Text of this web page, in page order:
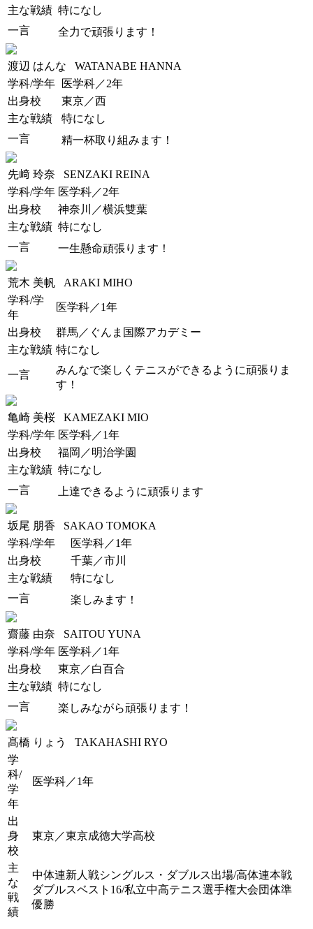
主な戦績 特になし
一言
全力で頑張ります！
渡辺 はんな
WATANABE HANNA
学科/学年
医学科／2年
出身校
東京／西
主な戦績
特になし
一言
精一杯取り組みます！
先﨑 玲奈
SENZAKI REINA
学科/学年 医学科／2年
出身校
神奈川／横浜雙葉
主な戦績 特になし
一言
一生懸命頑張ります！
荒木 美帆
ARAKI MIHO
学科/学
年
医学科／1年
出身校
群馬／ぐんま国際アカデミー
主な戦績 特になし
一言
みんなで楽しくテニスができるように頑張りま
す！
亀崎 美桜
KAMEZAKI MIO
学科/学年 医学科／1年
出身校
福岡／明治学園
主な戦績 特になし
一言
上達できるように頑張ります
坂尾 朋香
SAKAO TOMOKA
学科/学年
医学科／1年
出身校
千葉／市川
主な戦績
特になし
一言
楽しみます！
齋藤 由奈
SAITOU YUNA
学科/学年 医学科／1年
出身校
東京／白百合
主な戦績 特になし
一言
楽しみながら頑張ります！
髙橋 りょう
TAKAHASHI RYO
学
科/
学
年
医学科／1年
出
身
校
東京／東京成徳大学高校
主
な
戦
績
中体連新人戦シングルス・ダブルス出場/高体連本戦
ダブルスベスト16/私立中高テニス選手権大会団体準
優勝